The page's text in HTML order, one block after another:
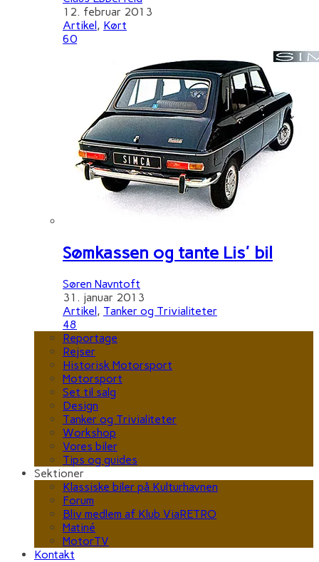
12. februar 2013
Artikel, Kørt
60
Sømkassen og tante Lis' bil
Søren Navntoft
31. januar 2013
Artikel, Tanker og Trivialiteter
48
Reportage
Rejser
Historisk Motorsport
Motorsport
Set til salg
Design
Tanker og Trivialiteter
Workshop
Vores biler
Tips og guides
Sektioner
Klassiske biler på Kulturhavnen
Forum
Bliv medlem af Klub ViaRETRO
Matiné
MotorTV
Kontakt